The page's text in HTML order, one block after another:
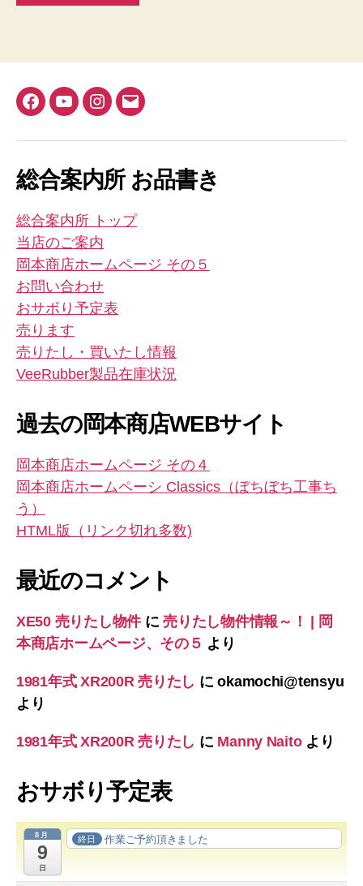
FacebookYouTubeInstagram
メ
総合案内所 お品書き
総合案内所 トップ
当店のご案内
岡本商店ホームページ その５
お問い合わせ
おサボり予定表
売ります
売りたし・買いたし情報
VeeRubber製品在庫状況
過去の岡本商店WEBサイト
岡本商店ホームページ その４
岡本商店ホームペーシ Classics（ぼちぼち工事ち
う）
HTML版（リンク切れ多数)
最近のコメント
XE50 売りたし物件に売りたし物件情報～！ | 岡
本商店ホームページ、その５ より
1981年式 XR200R 売りたし にokamochi@tensyu
より
1981年式 XR200R 売りたし に Manny Naitoより
おサボり予定表
8月
9
日
終日 作業ご予約頂きました